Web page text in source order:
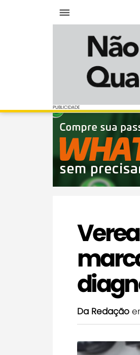
PUBLICIDADE
PUBLICIDADE
Da Redação